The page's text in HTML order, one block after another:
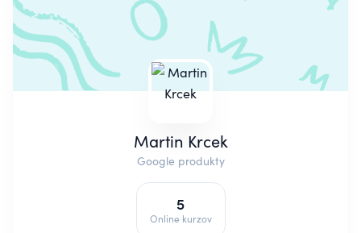
Martin Krcek
Google produkty
5
Online kurzov